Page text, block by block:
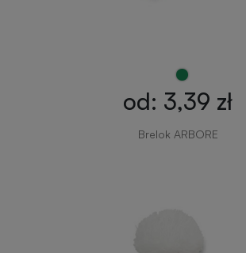
od: 3,39 zł
Brelok ARBORE